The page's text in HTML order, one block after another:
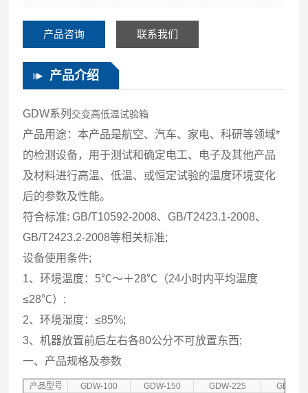
产品咨询 联系我们
产品介绍
GDW系列 交变高低温试验箱
产品用途：本产品是航空、汽车、家电、科研等领域*
的检测设备，用于测试和确定电工、电子及其他产品
及材料进行高温、低温、或恒定试验的温度环境变化
后的参数及性能。
符合标准: GB/T10592-2008、GB/T2423.1-2008、
GB/T2423.2-2008等相关标准;
设备使用条件;
1、环境温度：5℃～＋28℃（24小时内平均温度
≤28℃）;
2、环境湿度：≤85%;
3、机器放置前后左右各80公分不可放置东西;
一、产品规格及参数
产品型号 GDW-100 GDW-150 GDW-225
GDW-